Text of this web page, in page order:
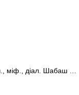
міф., діал. Шабаш …